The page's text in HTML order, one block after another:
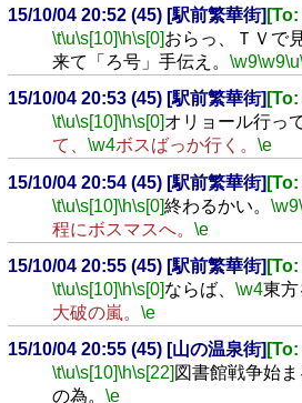
15/10/04 20:52 (45) [駅前繁華街]
\t\u\s[10]\h\s[0]おらっ、ＴＶで
来て「ろ号」手伝え。 \w9\w9\u
15/10/04 20:53 (45) [駅前繁華街]
\t\u\s[10]\h\s[0]オリョール行っ
て、 \w4ボスばっか行く。 \e
15/10/04 20:54 (45) [駅前繁華街]
\t\u\s[10]\h\s[0]終わるかい。 \w9
程にボスマスへ。 \e
15/10/04 20:55 (45) [駅前繁華街]
\t\u\s[10]\h\s[0]ならば、 \w4東方
大破の嵐。 \e
15/10/04 20:55 (45) [山の温泉街]
\t\u\s[10]\h\s[22] 図書館戦争始ま
の為。 \e